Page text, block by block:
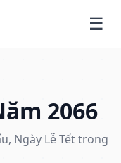
2066
Ngày Lễ Tết trong